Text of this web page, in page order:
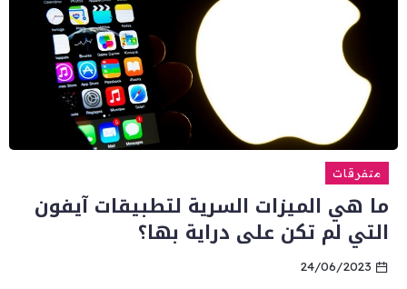
متفرقات
ما هي الميزات السرية لتطبيقات آيفون
التي لم تكن على دراية بها؟
24/06/2023